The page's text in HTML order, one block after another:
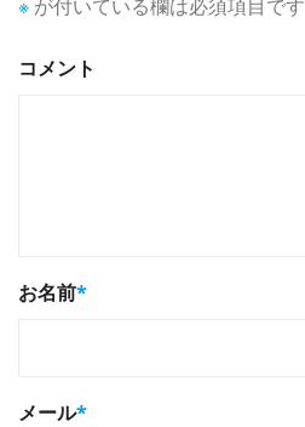
※ が付いている欄は必須項目です
コメント
お名前*
メール*